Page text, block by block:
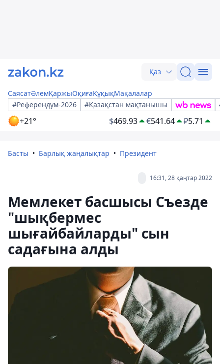
Қаз
СаясатӘлемҚаржыОқиғаҚұқықМақалалар
#Референдум-2026
#Қазақстан мақтанышы
+21° $469.93 €541.64 ₽5.71
Басты Барлық жаңалықтар Президент
16:31, 28 қаңтар 2022
Мемлекет басшысы Съезде
"шықбермес
шығайбайларды" сын
садағына алды